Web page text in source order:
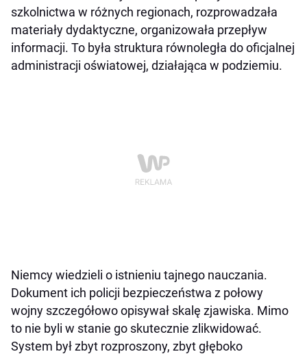
szkolnictwa w różnych regionach, rozprowadzała
materiały dydaktyczne, organizowała przepływ
informacji. To była struktura równoległa do oficjalnej
administracji oświatowej, działająca w podziemiu.
Niemcy wiedzieli o istnieniu tajnego nauczania.
Dokument ich policji bezpieczeństwa z połowy
wojny szczegółowo opisywał skalę zjawiska. Mimo
to nie byli w stanie go skutecznie zlikwidować.
System był zbyt rozproszony, zbyt głęboko